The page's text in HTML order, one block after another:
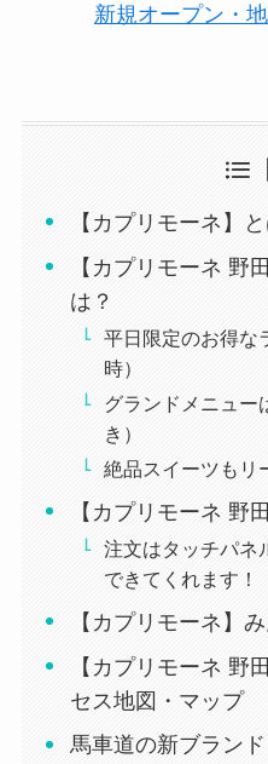
新規オープン・
【カプリモーネ】
【カプリモーネ 野
は？
平日限定のお得な
時）
グランドメニュー
き）
絶品スイーツもリ
【カプリモーネ 野
注文はタッチパネ
できてくれます！
【カプリモーネ】
【カプリモーネ 野
セス地図・マップ
馬車道の新ブラン